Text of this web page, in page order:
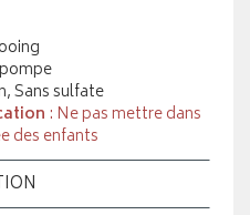
Sans sulfate
: Ne pas mettre dans
des enfants